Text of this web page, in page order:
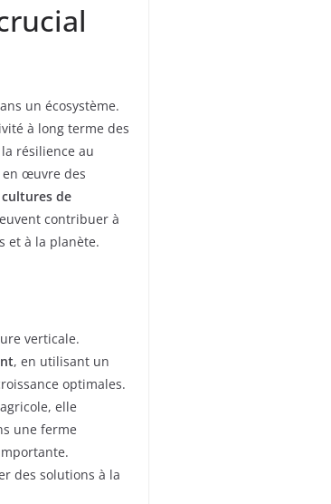
un écosystème.
à long terme des
résilience au
œuvre des
cultures de
contribuer à
et à la planète.
verticale.
, en utilisant un
optimales.
elle
une ferme
des solutions à la